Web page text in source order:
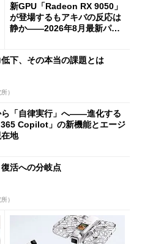
新GPU「Radeon RX 9050」
が登場するもアキバの反応は
静か――2026年8月最新パー
下、その本当の課題とは
）
ら「自律実行」へ――進化する
Copilot」の新機能とエージ
地
復活への分岐点
）